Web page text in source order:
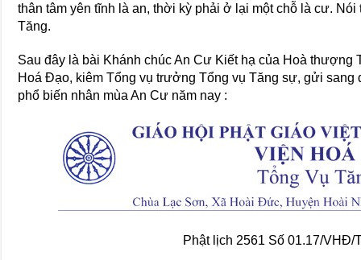
thân tâm yên tĩnh là an, thời kỳ phải ở lại một chỗ là cư.
Tăng.
Sau đây là bài Khánh chúc An Cư Kiết hạ của Hoà
Hoá Đạo, kiêm Tổng vụ trưởng Tổng vụ Tăng sự, gửi sang
phổ biến nhân mùa An Cư năm nay :
Phật lịch 2561 Số 01.17/VHĐ/